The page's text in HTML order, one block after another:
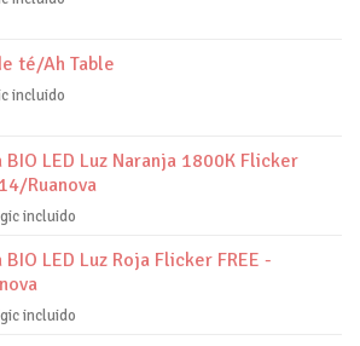
té/Ah Table
incluido
LED Luz Naranja 1800K Flicker
Ruanova
incluido
LED Luz Roja Flicker FREE -
incluido